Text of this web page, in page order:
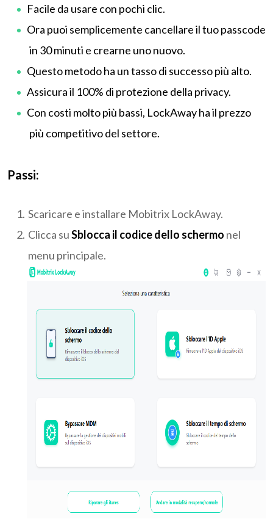
Facile da usare con pochi clic.
Ora puoi semplicemente cancellare il tuo passcode
in 30 minuti e crearne uno nuovo.
Questo metodo ha un tasso di successo più alto.
Assicura il 100% di protezione della privacy.
Con costi molto più bassi, LockAway ha il prezzo
più competitivo del settore.
Passi:
Scaricare e installare Mobitrix LockAway.
Clicca suSblocca il codice dello schermo nel
menu principale.